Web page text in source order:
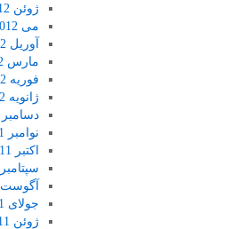
ژوئن 2012
می 2012
آوریل 2012
مارس 2012
فوریه 2012
ژانویه 2012
دسامبر 2011
نوامبر 2011
اکتبر 2011
سپتامبر 2011
آگوست 2011
جولای 2011
ژوئن 2011